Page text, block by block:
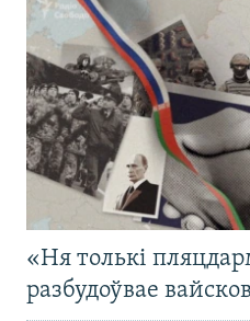
«Ня толькі
разбудоўвае